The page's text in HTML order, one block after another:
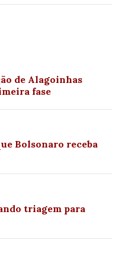
de Alagoinhas
fase
Bolsonaro receba
triagem para